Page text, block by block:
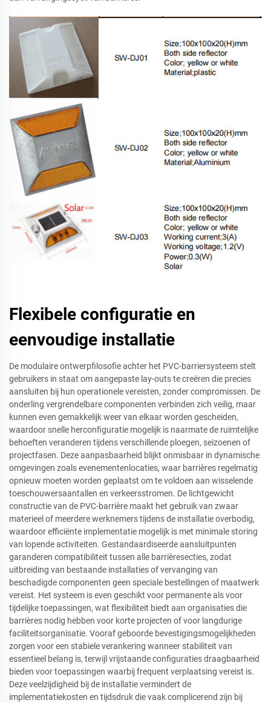
Flexibele configuratie en
eenvoudige installatie
De modulaire ontwerpfilosofie achter het PVC-barriersysteem stelt
gebruikers in staat om aangepaste lay-outs te creëren die precies
aansluiten bij hun operationele vereisten, zonder compromissen. De
onderling vergrendelbare componenten verbinden zich veilig, maar
kunnen even gemakkelijk weer van elkaar worden gescheiden,
waardoor snelle herconfiguratie mogelijk is naarmate de ruimtelijke
behoeften veranderen tijdens verschillende ploegen, seizoenen of
projectfasen. Deze aanpasbaarheid blijkt onmisbaar in dynamische
omgevingen zoals evenementenlocaties, waar barrières regelmatig
opnieuw moeten worden geplaatst om te voldoen aan wisselende
toeschouwersaantallen en verkeersstromen. De lichtgewicht
constructie van de PVC-barrière maakt het gebruik van zwaar
materieel of meerdere werknemers tijdens de installatie overbodig,
waardoor efficiënte implementatie mogelijk is met minimale storing
van lopende activiteiten. Gestandaardiseerde aansluitpunten
garanderen compatibiliteit tussen alle barrièresecties, zodat
uitbreiding van bestaande installaties of vervanging van
beschadigde componenten geen speciale bestellingen of maatwerk
vereist. Het systeem is even geschikt voor permanente als voor
tijdelijke toepassingen, wat flexibiliteit biedt aan organisaties die
barrières nodig hebben voor korte projecten of voor langdurige
faciliteitsorganisatie. Vooraf geboorde bevestigingsmogelijkheden
zorgen voor een stabiele verankering wanneer stabiliteit van
essentieel belang is, terwijl vrijstaande configuraties draagbaarheid
bieden voor toepassingen waarbij frequent verplaatsing vereist is.
Deze veelzijdigheid bij de installatie vermindert de
implementatiekosten en tijdsdruk die vaak complicerend zijn bij